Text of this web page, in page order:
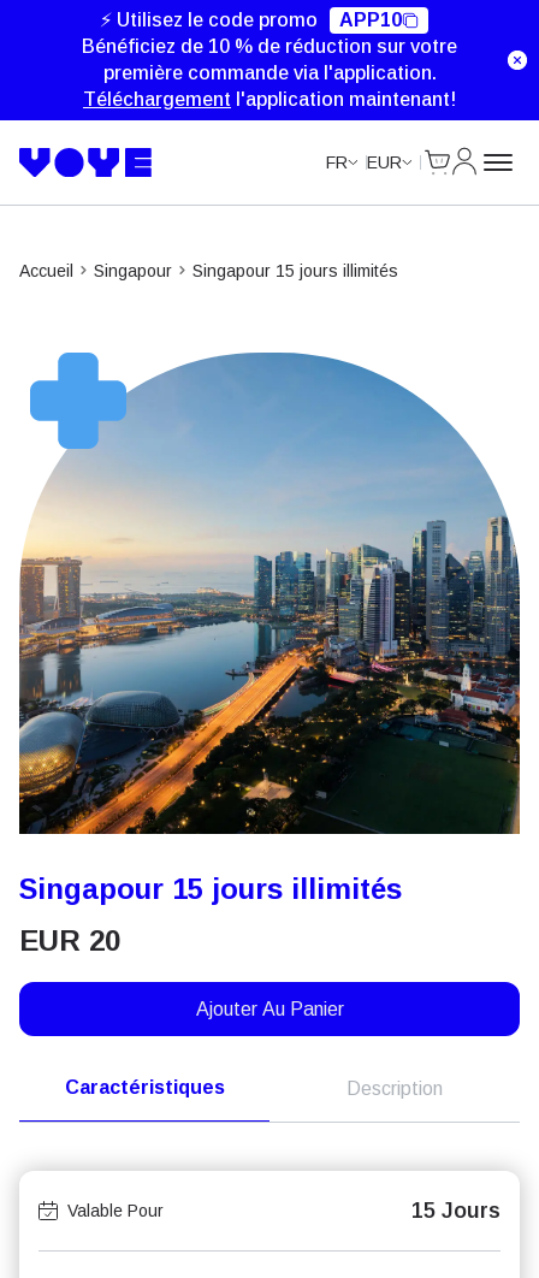
⚡ Utilisez le code promo
APP10
Bénéficiez de 10 % de réduction sur votre
première commande via l'application.
Téléchargement l'application maintenant!
FR EUR
Accueil Singapour Singapour 15 jours illimités
Singapour 15 jours illimités
EUR 20
Ajouter Au Panier
Caractéristiques Description
Valable Pour 15 Jours
Unlimited Data
Unlimited Data
Unlimited Data
Unlimited Data